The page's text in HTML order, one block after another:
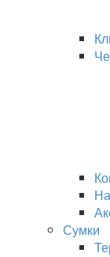
Сумки